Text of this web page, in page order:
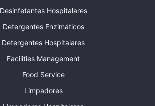
Desinfetantes Hospitalares
Detergentes Enzimáticos
Detergentes Hospitalares
Facilities Management
Food Service
Limpadores